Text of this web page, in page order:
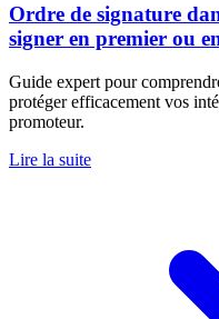
Ordre de signature
signer en premier ou
Guide expert pour
protéger efficacement vos
promoteur.
Lire la suite